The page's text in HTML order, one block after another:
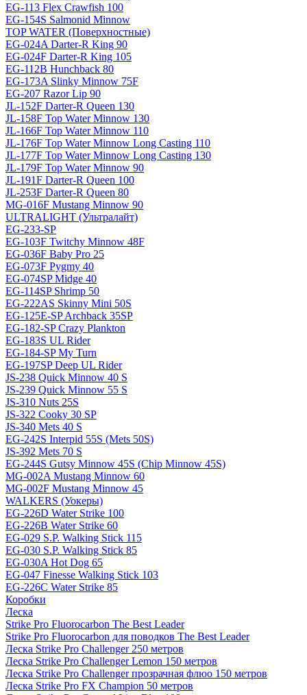
EG-113 Flex Crawfish 100
EG-154S Salmonid Minnow
TOP WATER (Поверхностные)
EG-024A Darter-R King 90
EG-024F Darter-R King 105
EG-112B Hunchback 80
EG-173A Slinky Minnow 75F
EG-207 Razor Lip 90
JL-152F Darter-R Queen 130
JL-158F Top Water Minnow 130
JL-166F Top Water Minnow 110
JL-176F Top Water Minnow Long Casting 110
JL-177F Top Water Minnow Long Casting 130
JL-179F Top Water Minnow 90
JL-191F Darter-R Queen 100
JL-253F Darter-R Queen 80
MG-016F Mustang Minnow 90
ULTRALIGHT (Ультралайт)
EG-233-SP
EG-103F Twitchy Minnow 48F
EG-036F Baby Pro 25
EG-073F Pygmy 40
EG-074SP Midge 40
EG-114SP Shrimp 50
EG-222AS Skinny Mini 50S
EG-125E-SP Archback 35SP
EG-182-SP Crazy Plankton
EG-183S UL Rider
EG-184-SP My Turn
EG-197SP Deep UL Rider
JS-238 Quick Minnow 40 S
JS-239 Quick Minnow 55 S
JS-310 Nuts 25S
JS-322 Cooky 30 SP
JS-340 Mets 40 S
EG-242S Interpid 55S (Mets 50S)
JS-392 Mets 70 S
EG-244S Gutsy Minnow 45S (Chip Minnow 45S)
MG-002A Mustang Minnow 60
MG-002F Mustang Minnow 45
WALKERS (Уокеры)
EG-226D Water Strike 100
EG-226B Water Strike 60
EG-029 S.P. Walking Stick 115
EG-030 S.P. Walking Stick 85
EG-030A Hot Dog 65
EG-047 Finesse Walking Stick 103
EG-226C Water Strike 85
Коробки
Леска
Strike Pro Fluorocarbon The Best Leader
Strike Pro Fluorocarbon для поводков The Best Leader
Леска Strike Pro Challenger 250 метров
Леска Strike Pro Challenger Lemon 150 метров
Леска Strike Pro Challenger прозрачная флюо 150 метров
Леска Strike Pro FX Champion 50 метров